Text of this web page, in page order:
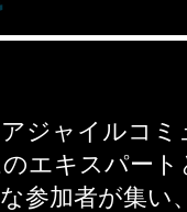
ジャイルコミ
エキスパー
参加者が集い